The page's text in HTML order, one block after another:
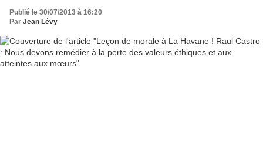
Publié le 30/07/2013 à 16:20
Par Jean Lévy